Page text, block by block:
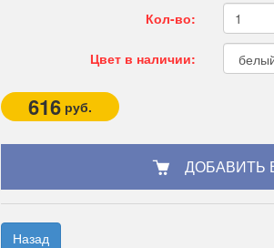
Кол-во:
Цвет в наличии:
616 руб.
Назад